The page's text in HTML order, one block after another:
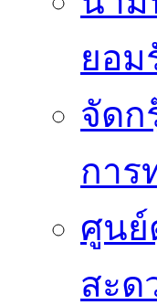
ยอม
จัดก
การ
ศูนย์
สะด